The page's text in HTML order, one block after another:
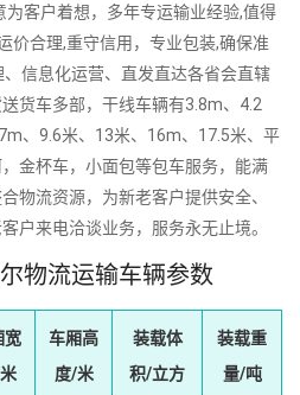
客户着想，多年专运输业经验,值得
价合理,重守信用，专业包装,确保准
信息化运营、直发直达各省会直辖
货车多部，干线车辆有3.8m、4.2
、9.6米、13米、16m、17.5米、平
金杯车，小面包等包车服务，能满
物流资源，为新老客户提供安全、
户来电洽谈业务，服务永无止境。
物流运输车辆参数
宽
车厢高
度/米
装载体
积/立方
装载重
量/吨